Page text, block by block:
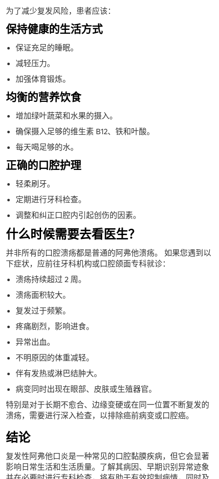
为了减少复发风险，患者应该：
保持健康的生活方式
保证充足的睡眠。
减轻压力。
加强体育锻炼。
均衡的营养饮食
增加绿叶蔬菜和水果的摄入。
确保摄入足够的维生素 B12、铁和叶酸。
每天喝足够的水。
正确的口腔护理
轻柔刷牙。
定期进行牙科检查。
调整和纠正口腔内引起创伤的因素。
什么时候需要去看医生？
并非所有的口腔溃疡都是普通的阿弗他溃疡。 如果您遇到以
下症状，应前往牙科机构或口腔颌面专科就诊：
溃疡持续超过 2 周。
溃疡面积较大。
复发过于频繁。
疼痛剧烈，影响进食。
异常出血。
不明原因的体重减轻。
伴有发热或淋巴结肿大。
病变同时出现在眼部、皮肤或生殖器官。
特别是对于长期不愈合、边缘变硬或在同一位置不断复发的
溃疡，需要进行深入检查，以排除癌前病变或口腔癌。
结论
复发性阿弗他口炎是一种常见的口腔黏膜疾病，但它会显著
影响日常生活和生活质量。了解其病因、早期识别异常迹象